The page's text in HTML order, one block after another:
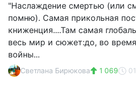
"Наслаждение смертью (или
помню). Самая прикольная
книженция....Там самая
весь мир и сюжет:до, во
войны...
Светлана Бирюкова 1 069